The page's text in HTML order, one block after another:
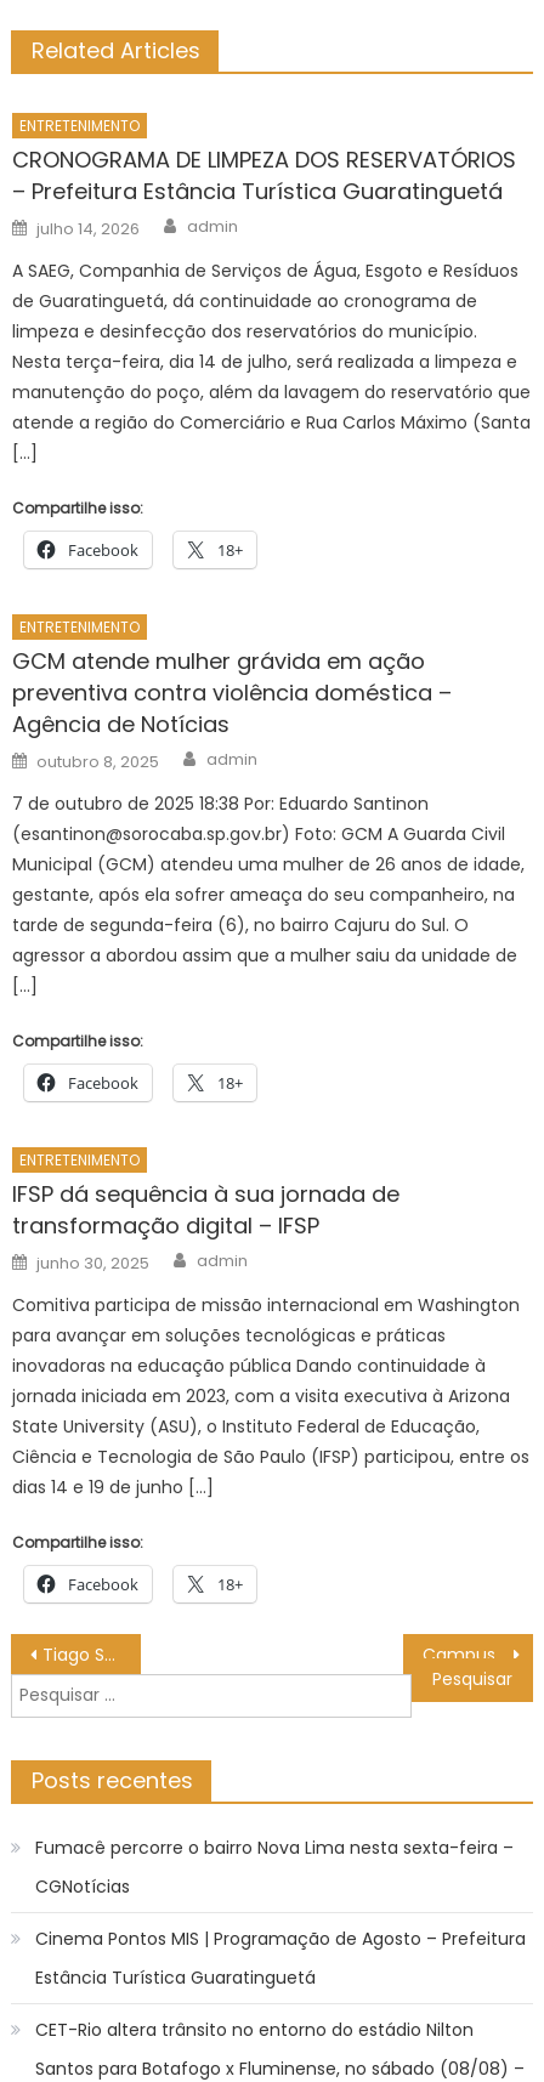
Related Articles
ENTRETENIMENTO
CRONOGRAMA DE LIMPEZA DOS RESERVATÓRIOS
– Prefeitura Estância Turística Guaratinguetá
Posted
on
julho 14, 2026 Author
admin
A SAEG, Companhia de Serviços de Água, Esgoto e Resíduos
de Guaratinguetá, dá continuidade ao cronograma de
limpeza e desinfecção dos reservatórios do município.
Nesta terça-feira, dia 14 de julho, será realizada a limpeza e
manutenção do poço, além da lavagem do reservatório que
atende a região do Comerciário e Rua Carlos Máximo (Santa
[…]
Compartilhe isso:
Facebook 18+
ENTRETENIMENTO
GCM atende mulher grávida em ação
preventiva contra violência doméstica –
Agência de Notícias
Posted
on
outubro 8, 2025 Author
admin
7 de outubro de 2025 18:38 Por: Eduardo Santinon
(esantinon@sorocaba.sp.gov.br) Foto: GCM A Guarda Civil
Municipal (GCM) atendeu uma mulher de 26 anos de idade,
gestante, após ela sofrer ameaça do seu companheiro, na
tarde de segunda-feira (6), no bairro Cajuru do Sul. O
agressor a abordou assim que a mulher saiu da unidade de
[…]
Compartilhe isso:
Facebook 18+
ENTRETENIMENTO
IFSP dá sequência à sua jornada de
transformação digital – IFSP
Posted
on
junho 30, 2025 Author
admin
Comitiva participa de missão internacional em Washington
para avançar em soluções tecnológicas e práticas
inovadoras na educação pública Dando continuidade à
jornada iniciada em 2023, com a visita executiva à Arizona
State University (ASU), o Instituto Federal de Educação,
Ciência e Tecnologia de São Paulo (IFSP) participou, entre os
dias 14 e 19 de junho […]
Compartilhe isso:
Facebook 18+
Navegação
de
Post
Tiago Splitter, do Portland, é 1º técnico brasileiro nos playoffs
Pesquisar
por:
Posts recentes
Fumacê percorre o bairro Nova Lima nesta sexta-feira –
CGNotícias
Cinema Pontos MIS | Programação de Agosto – Prefeitura
Estância Turística Guaratinguetá
CET-Rio altera trânsito no entorno do estádio Nilton
Santos para Botafogo x Fluminense, no sábado (08/08) –